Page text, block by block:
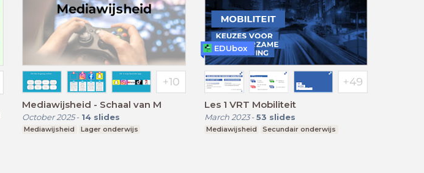
Mediawijsheid - Schaal van M
October 2025- 14 slides
Mediawijsheid Lager onderwijs
Les 1 VRT Mobiliteit
March 2023- 53 slides
Mediawijsheid Secundair onderwijs
EDUbox